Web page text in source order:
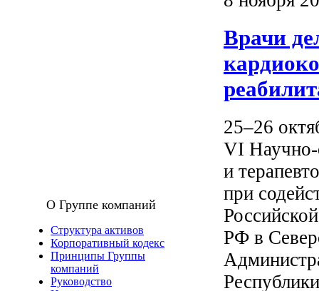
О Группе компаний
Структура активов
Корпоративный кодекс
Принципы Группы
компаний
Руководство
Врачи
25–26
VI Научно-
и
при
РФ в